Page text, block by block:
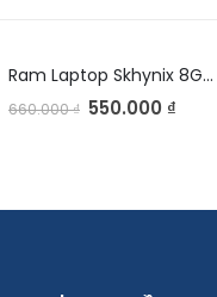
Ram Laptop Skhynix 8GB DDR4 2666V
660.000₫ 550.000 ₫